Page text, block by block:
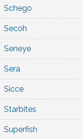
Schego
Secoh
Seneye
Sera
Sicce
Starbites
Superfish